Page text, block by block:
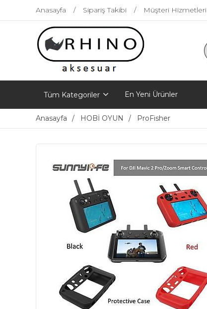
Anasayfa Sipariş Takibi Müşteri Hizmetleri
Tüm Kategoriler En Yeni Ürünler
Anasayfa HOBİ OYUN ProFisher